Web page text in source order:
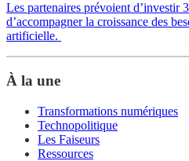
Les partenaires prévoient d’investir
d’accompagner la croissance des
artificielle.
À la une
Transformations numériques
Technopolitique
Les Faiseurs
Ressources